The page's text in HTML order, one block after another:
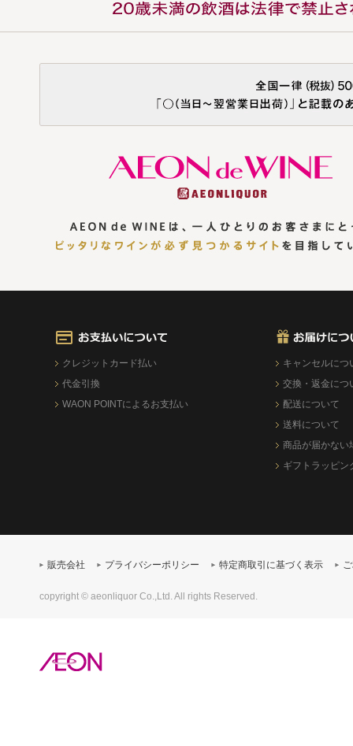
クレジットカード払い
代金引換
WAON POINTによるお支払い
キャンセルにつ
交換・返金につ
配送について
送料について
商品が届かない
ギフトラッピン
販売会社 プライバシーポリシー 特定商取引に基づく表示
copyright © aeonliquor Co.,Ltd. All rights Reserved.